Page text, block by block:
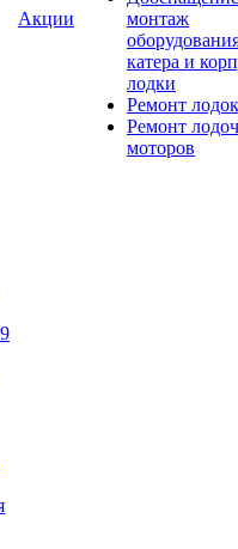
Акции
монтаж
катера и
лодки
Ремонт
Ремонт
моторов